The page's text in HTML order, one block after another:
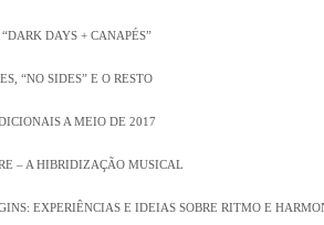
DAYS + CANAPÉS”
“NO SIDES” E O RESTO
A MEIO DE 2017
– A HIBRIDIZAÇÃO MUSICAL
EXPERIÊNCIAS E IDEIAS SOBRE RITMO E